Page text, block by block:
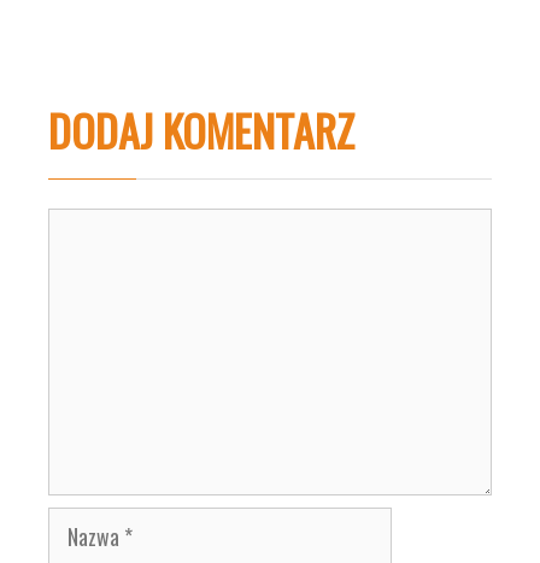
DODAJ KOMENTARZ
Nazwa